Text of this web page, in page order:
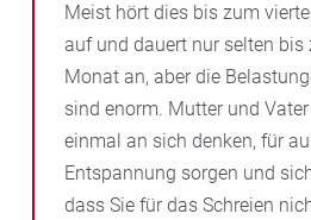
Meist hört dies bis zum
auf und dauert nur selten bis
Monat an, aber die
sind enorm. Mutter und
einmal an sich denken, für
Entspannung sorgen und
dass Sie für das Schreien